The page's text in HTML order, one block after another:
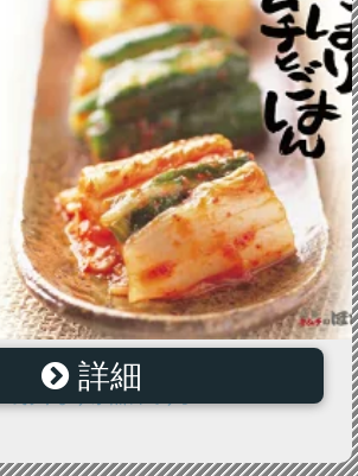
山 キムチカタログ お届けいたします
おりますが無料です】
詳細